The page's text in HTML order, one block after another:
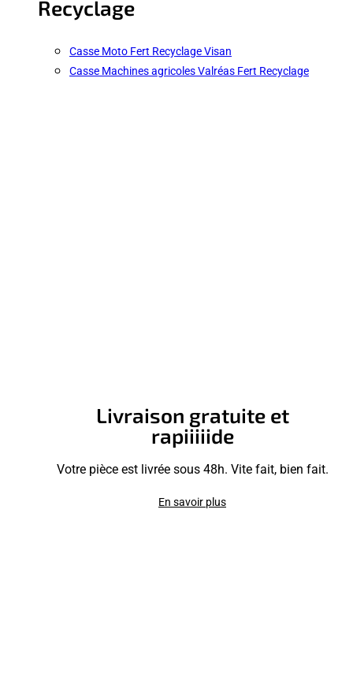
Recyclage
Casse Moto Fert Recyclage Visan
Casse Machines agricoles Valréas Fert Recyclage
Livraison gratuite et
rapiiiiide
Votre pièce est livrée sous 48h. Vite fait, bien fait.
En savoir plus